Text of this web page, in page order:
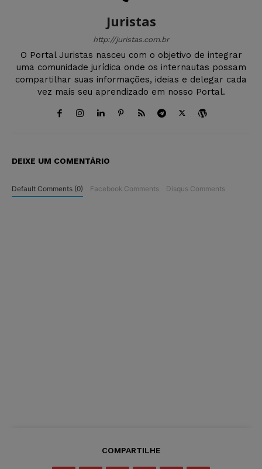
Juristas
http://juristas.com.br
O Portal Juristas nasceu com o objetivo de integrar
uma comunidade jurídica onde os internautas possam
compartilhar suas informações, ideias e delegar cada
vez mais seu aprendizado em nosso Portal.
DEIXE UM COMENTÁRIO
Default Comments (0) Facebook Comments Disqus Comments
COMPARTILHE